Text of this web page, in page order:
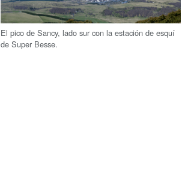
El pico de Sancy, lado sur con la estación de esquí
de Super Besse.